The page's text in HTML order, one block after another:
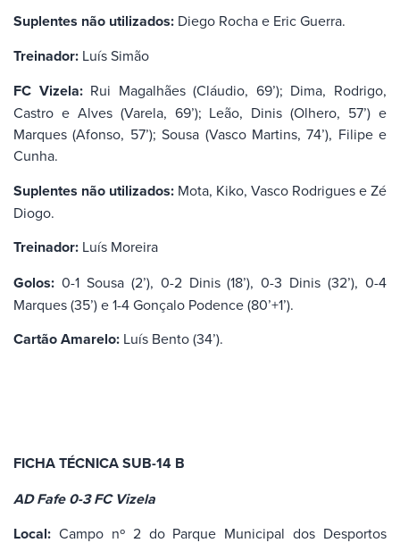
Suplentes não utilizados: Diego Rocha e Eric Guerra.
Treinador: Luís Simão
FC Vizela:Rui Magalhães (Cláudio, 69’); Dima, Rodrigo,
Castro e Alves (Varela, 69’); Leão, Dinis (Olhero, 57’) e
Marques (Afonso, 57’); Sousa (Vasco Martins, 74’), Filipe e
Cunha.
Suplentes não utilizados: Mota, Kiko, Vasco Rodrigues e Zé
Diogo.
Treinador: Luís Moreira
Golos: 0-1 Sousa (2’), 0-2 Dinis (18’), 0-3 Dinis (32’), 0-4
Marques (35’) e 1-4 Gonçalo Podence (80’+1’).
Cartão Amarelo: Luís Bento (34’).
FICHA TÉCNICA SUB-14 B
AD Fafe 0-3 FC Vizela
Local: Campo nº 2 do Parque Municipal dos Desportos